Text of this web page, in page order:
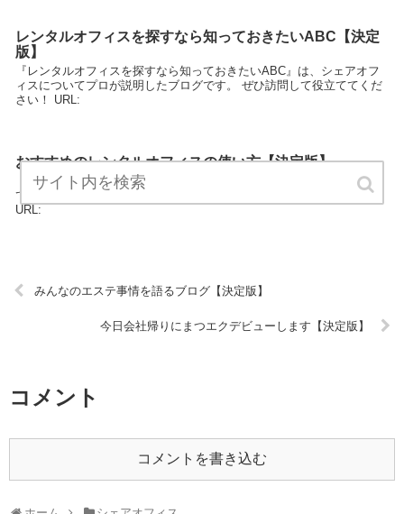
レンタルオフィスを探すなら知っておきたいABC【決定
版】
『レンタルオフィスを探すなら知っておきたいABC』は、シェアオフ
ィスについてプロが説明したブログです。 ぜひ訪問して役立ててくだ
さい！ URL:
おすすめのレンタルオフィスの使い方【決定版】
『おすすめのレンタルオフィスの使い方』は、シェアオフィスについ
てプロが説明したブログです。 ぜひ訪問して役立ててください！
URL:
みんなのエステ事情を語るブログ【決定版】
今日会社帰りにまつエクデビューします【決定版】
コメント
コメントを書き込む